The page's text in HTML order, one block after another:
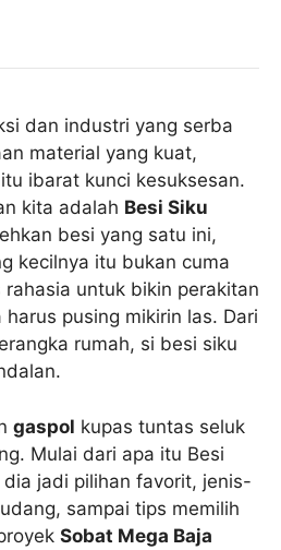
dan industri yang serba
material yang kuat,
ibarat kunci kesuksesan.
kita adalah Besi Siku
besi yang satu ini,
kecilnya itu bukan cuma
untuk bikin perakitan
harus pusing mikirin las. Dari
rumah, si besi siku
gaspol kupas tuntas seluk
Mulai dari apa itu Besi
jadi pilihan favorit, jenis-
sampai tips memilih
Sobat Mega Baja